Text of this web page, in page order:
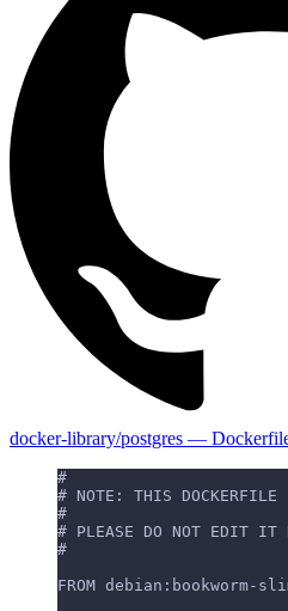
docker-library/postgres —
#
# NOTE: THIS
#
# PLEASE DO NOT EDIT IT
#
FROM debian:bookworm-